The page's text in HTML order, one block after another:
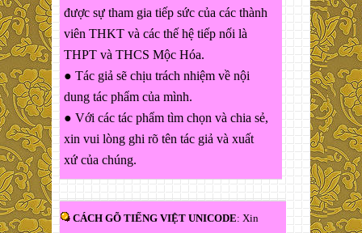
được sự tham gia tiếp sức của các thành
viên THKT và các thế hệ tiếp nối là
THPT và THCS Mộc Hóa.
● Tác giả sẽ chịu trách nhiệm về nội
dung tác phẩm của mình.
● Với các tác phẩm tìm chọn và chia sẻ,
xin vui lòng ghi rõ tên tác giả và xuất
xứ của chúng.
CÁCH GÕ TIẾNG VIỆT UNICODE: Xin